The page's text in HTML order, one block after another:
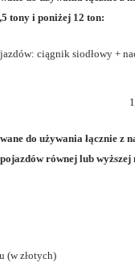
tony i poniżej 12 ton:
ciągnik siodłowy +
do używania łącznie z
równej lub wyższej
(w złotych)